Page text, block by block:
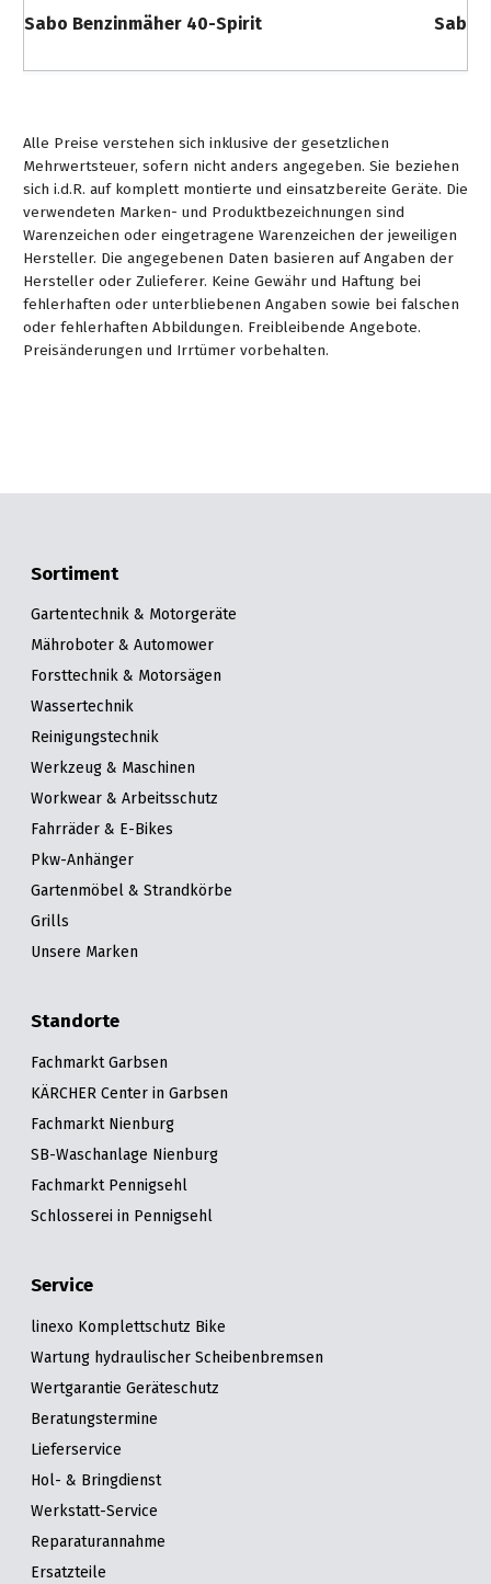
Sabo Benzinmäher 40-Spirit Sabo
Alle Preise verstehen sich inklusive der gesetzlichen
Mehrwertsteuer, sofern nicht anders angegeben. Sie beziehen
sich i.d.R. auf komplett montierte und einsatzbereite Geräte. Die
verwendeten Marken- und Produktbezeichnungen sind
Warenzeichen oder eingetragene Warenzeichen der jeweiligen
Hersteller. Die angegebenen Daten basieren auf Angaben der
Hersteller oder Zulieferer. Keine Gewähr und Haftung bei
fehlerhaften oder unterbliebenen Angaben sowie bei falschen
oder fehlerhaften Abbildungen. Freibleibende Angebote.
Preisänderungen und Irrtümer vorbehalten.
Sortiment
Gartentechnik & Motorgeräte
Mähroboter & Automower
Forsttechnik & Motorsägen
Wassertechnik
Reinigungstechnik
Werkzeug & Maschinen
Workwear & Arbeitsschutz
Fahrräder & E-Bikes
Pkw-Anhänger
Gartenmöbel & Strandkörbe
Grills
Unsere Marken
Standorte
Fachmarkt Garbsen
KÄRCHER Center in Garbsen
Fachmarkt Nienburg
SB-Waschanlage Nienburg
Fachmarkt Pennigsehl
Schlosserei in Pennigsehl
Service
linexo Komplettschutz Bike
Wartung hydraulischer Scheibenbremsen
Wertgarantie Geräteschutz
Beratungstermine
Lieferservice
Hol- & Bringdienst
Werkstatt-Service
Reparaturannahme
Ersatzteile